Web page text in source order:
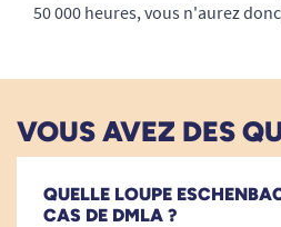
50 000 heures, vous n'aurez
VOUS AVEZ DES
QUELLE LOUPE
CAS DE DMLA ?